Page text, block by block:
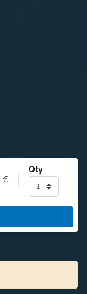
€
Qty